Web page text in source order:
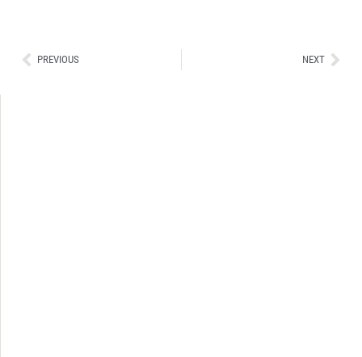
AntPREVIOUS NEXT